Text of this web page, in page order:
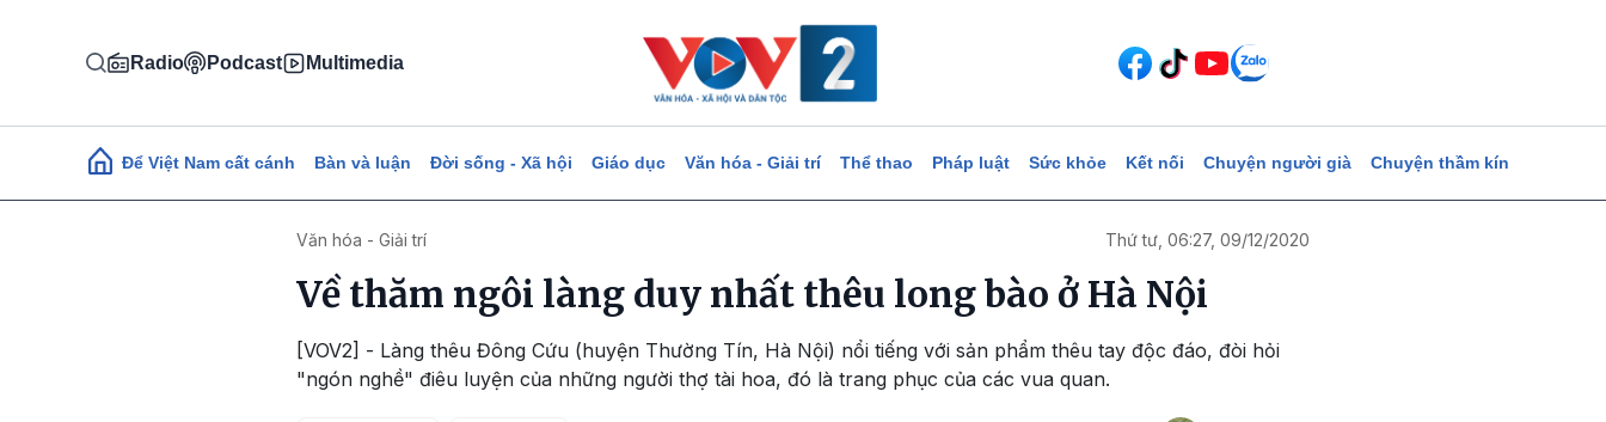
Radio Podcast Multimedia
Main navigation
Để Việt Nam cất cánh Bàn và luận Đời sống - Xã hội Giáo dục Văn hóa - Giải trí Thể thao Pháp luật Sức khỏe Kết nối Chuyện người già Chuyện thầm kín
Văn hóa - Giải trí Thứ tư, 06:27, 09/12/2020
Về thăm ngôi làng duy nhất thêu long bào ở Hà Nội
[VOV2] - Làng thêu Đông Cứu (huyện Thường Tín, Hà Nội) nổi tiếng với sản phẩm thêu tay độc đáo, đòi hỏi
"ngón nghề" điêu luyện của những người thợ tài hoa, đó là trang phục của các vua quan.